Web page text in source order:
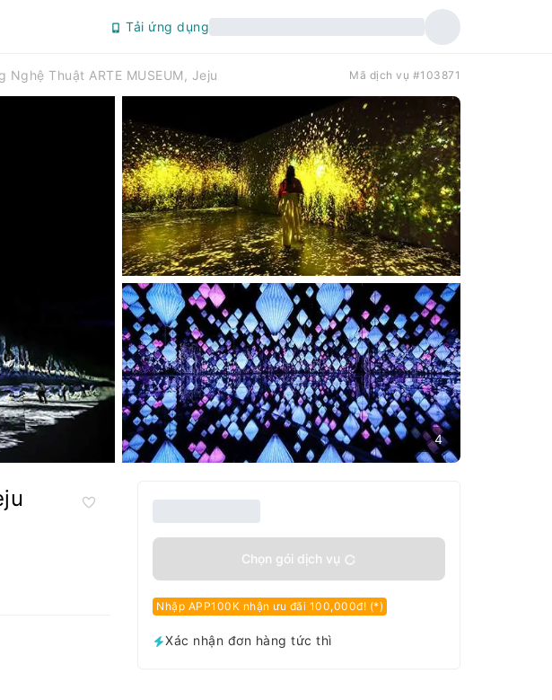
Tải ứng dụng
Nghệ Thuật ARTE MUSEUM, Jeju Mã dịch vụ #103871
4
Chọn gói dịch vụ
Nhập APP100K nhận ưu đãi 100,000đ! (*)
Xác nhận đơn hàng tức thì